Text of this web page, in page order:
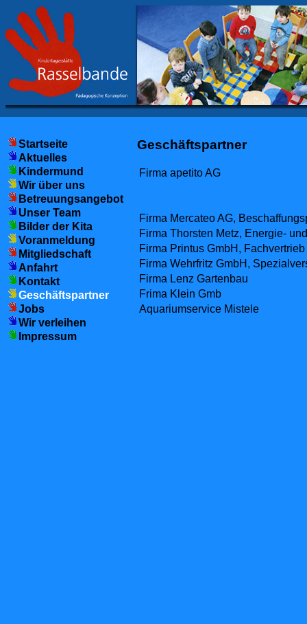
Startseite
Aktuelles
Kindermund
Wir über uns
Betreuungsangebot
Unser Team
Bilder der Kita
Voranmeldung
Mitgliedschaft
Anfahrt
Kontakt
Geschäftspartner
Jobs
Wir verleihen
Impressum
Geschäftspartner
Firma apetito AG
Firma Mercateo AG,
Firma Thorsten Metz, Energie-
Firma Printus GmbH,
Firma Wehrfritz GmbH,
Firma Lenz Gartenbau
Frima Klein Gmb
Aquariumservice Mistele